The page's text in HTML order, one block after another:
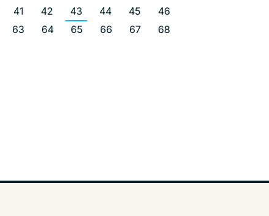
41 42 43 44 45
46
63 64 65 66 67
68